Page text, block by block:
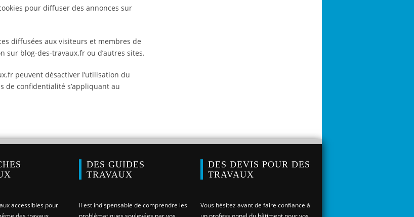
pour diffuser des annonces sur
diffusées aux visiteurs et membres de
blog-des-travaux.fr ou d’autres sites.
peuvent désactiver l’utilisation du
de confidentialité s’appliquant au
accessibles pour
DES GUIDES
TRAVAUX
Il est indispensable de comprendre les
DES DEVIS POUR DES
TRAVAUX
Vous hésitez avant de faire confiance à